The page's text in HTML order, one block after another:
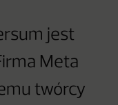
jest
Meta
twórcy